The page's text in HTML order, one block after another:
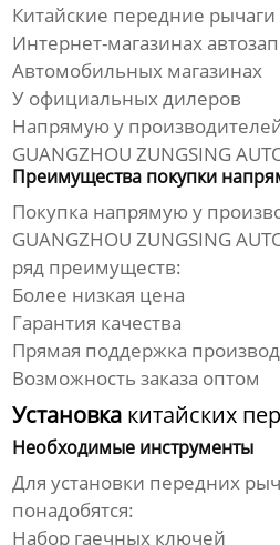
Китайские передние рычаги
Интернет-магазинах
Автомобильных магазинах
У официальных дилеров
Напрямую у
GUANGZHOU ZUNGSING
Преимущества покупки
Покупка напрямую у
GUANGZHOU ZUNGSING
ряд преимуществ:
Более низкая цена
Гарантия качества
Прямая поддержка
Возможность заказа оптом
Установка китайских
Необходимые инструменты
Для установки передних
понадобятся:
Набор гаечных ключей